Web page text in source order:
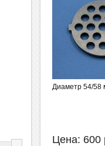
Диаметр 54/58
Цена: 600